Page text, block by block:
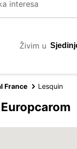
Živim u
France Lesquin